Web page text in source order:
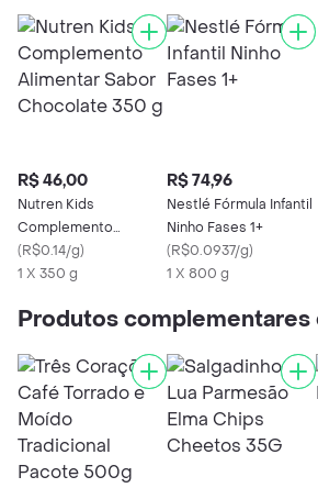
R$ 46,00
Nutren Kids
Complemento
Alimentar Sabor
Chocolate 350 g
(R$0.14/g)
1 X 350 g
R$ 74,96
Nestlé Fórmula Infantil
Ninho Fases 1+
(R$0.0937/g)
1 X 800 g
Produtos complementares